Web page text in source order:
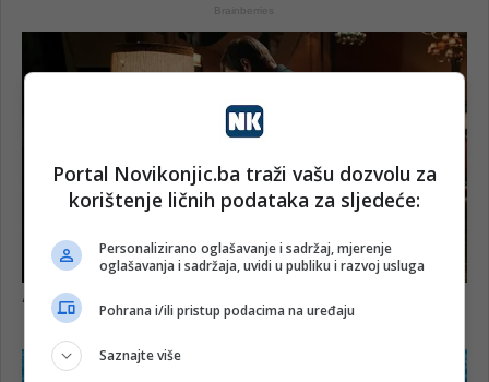
Portal Novikonjic.ba traži vašu dozvolu za
korištenje ličnih podataka za sljedeće:
Personalizirano oglašavanje i sadržaj, mjerenje
oglašavanja i sadržaja, uvidi u publiku i razvoj usluga
Pohrana i/ili pristup podacima na uređaju
Saznajte više